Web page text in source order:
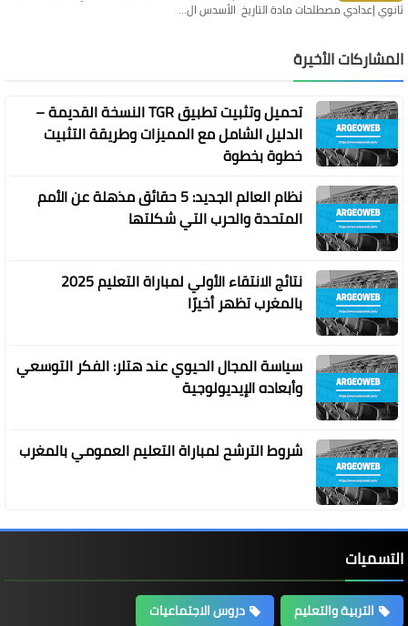
ثانوي إعدادي مصطلحات مادة التاريخ الأسدس ال…
المشاركات الأخيرة
تحميل وتثبيت تطبيق TGR النسخة القديمة –
الدليل الشامل مع المميزات وطريقة التثبيت
خطوة بخطوة
نظام العالم الجديد: 5 حقائق مذهلة عن الأمم
المتحدة والحرب التي شكلتها
نتائج الانتقاء الأولي لمباراة التعليم 2025
بالمغرب تظهر أخيرًا
سياسة المجال الحيوي عند هتلر: الفكر التوسعي
وأبعاده الإيديولوجية
شروط الترشح لمباراة التعليم العمومي بالمغرب
التسميات
التربية والتعليم
دروس الاجتماعيات